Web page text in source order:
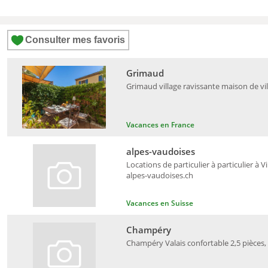
Consulter mes favoris
Vacances en France
Grimaud village ravissante maison de
Grimaud
Vacances en Suisse
Locations de particulier à particulier à
alpes-vaudoises.ch
alpes-vaudoises
Champéry Valais confortable 2,5
Champéry